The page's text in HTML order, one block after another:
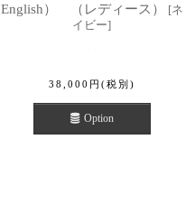
English） （レディース）
[ネ
イビー]
38,000 円 (税別)
Option